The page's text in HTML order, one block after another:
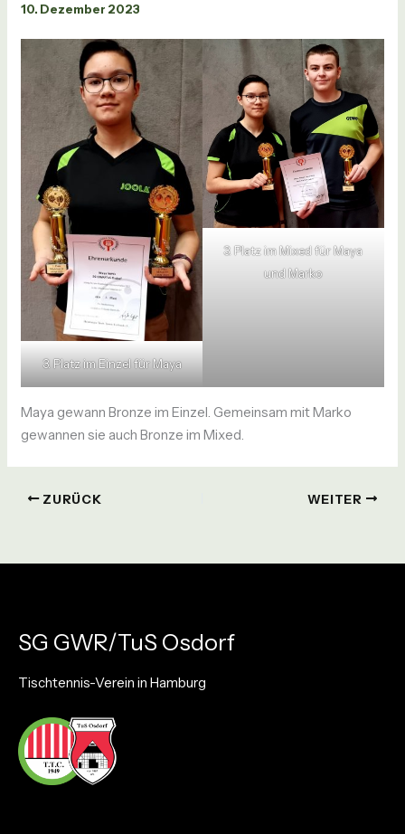
10. Dezember 2023
3. Platz im Einzel für Maya
3. Platz im Mixed für Maya
und Marko
Maya gewann Bronze im Einzel. Gemeinsam mit Marko
gewannen sie auch Bronze im Mixed.
ZURÜCK WEITER
SG GWR/TuS Osdorf
Tischtennis-Verein in Hamburg